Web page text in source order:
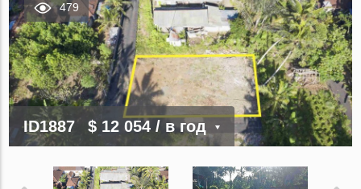
479
ID1887 $ 12 054/ в год